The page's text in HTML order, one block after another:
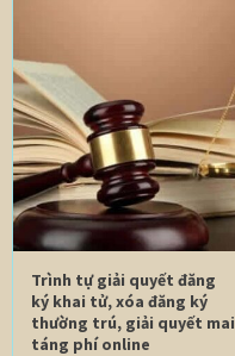
Trình tự giải quyết đăng
ký khai tử, xóa đăng ký
thường trú, giải quyết mai
táng phí online